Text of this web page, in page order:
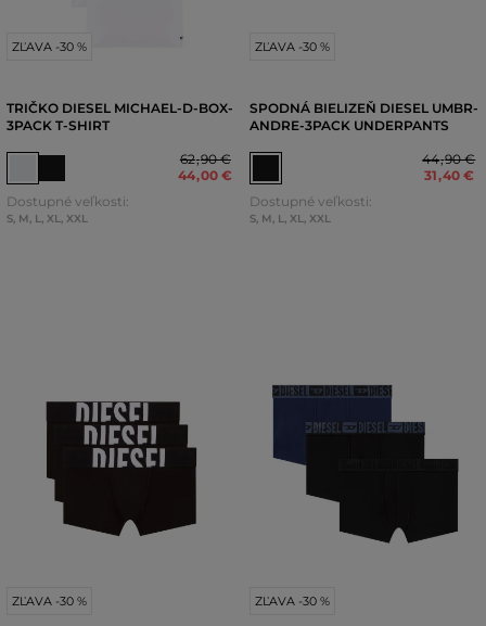
ZĽAVA -30 %
TRIČKO DIESEL MICHAEL-D-BOX-
3PACK T-SHIRT
62,90 €
44,00 €
Dostupné veľkosti:
S, M, L, XL, XXL
ZĽAVA -30 %
SPODNÁ BIELIZEŇ DIESEL UMBR-
ANDRE-3PACK UNDERPANTS
44,90 €
31,40 €
Dostupné veľkosti:
S, M, L, XL, XXL
ZĽAVA -30 % ZĽAVA -30 %